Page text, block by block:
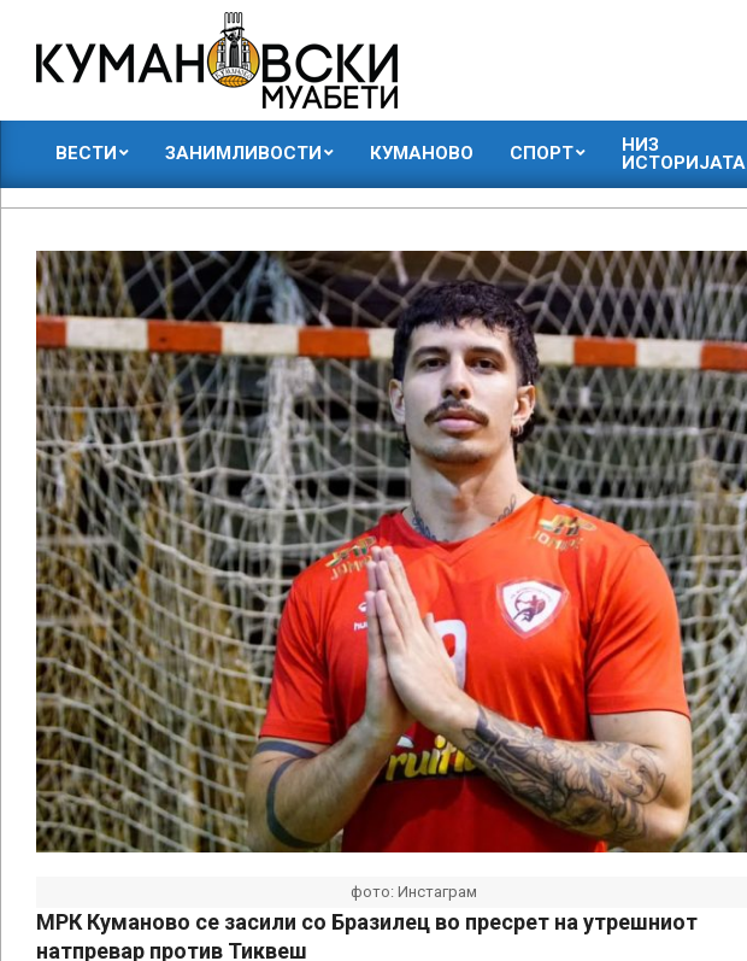
content
КУМАНОВСКИ
МУАБЕТИ
ВЕСТИ ЗАНИМЛИВОСТИ КУМАНОВО СПОРТ
НИЗ
ИСТОРИЈАТА
фото: Инстаграм
МРК Куманово се засили со Бразилец во пресрет на утрешниот
натпревар против Тиквеш